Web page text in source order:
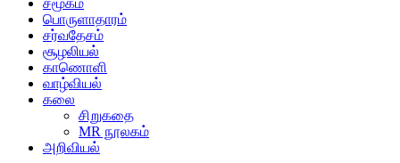
சமூகம்
பொருளாதாரம்
சர்வதேசம்
சூழலியல்
காணொளி
வாழ்வியல்
கலை
சிறுகதை
MR நூலகம்
அறிவியல்